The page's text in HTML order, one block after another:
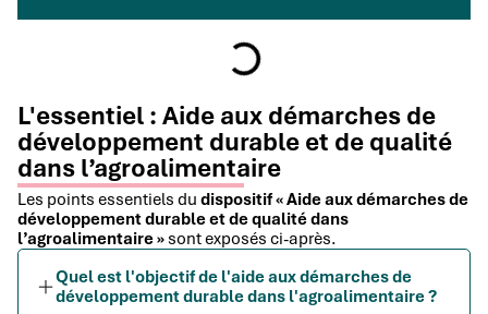
L'essentiel : Aide aux démarches de
développement durable et de qualité
dans l’agroalimentaire
Les points essentiels du dispositif « Aide aux démarches de
développement durable et de qualité dans
l’agroalimentaire » sont exposés ci-après.
Quel est l'objectif de l'aide aux démarches de
développement durable dans l'agroalimentaire ?